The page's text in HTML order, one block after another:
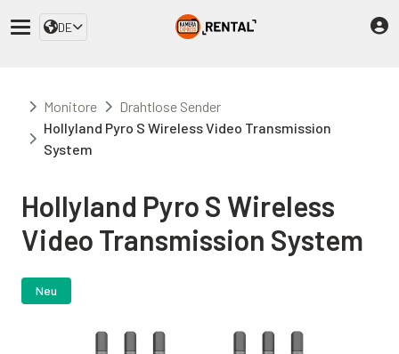
DE
Monitore
Drahtlose Sender
Hollyland Pyro S Wireless Video Transmission
System
Hollyland Pyro S Wireless
Video Transmission System
Neu